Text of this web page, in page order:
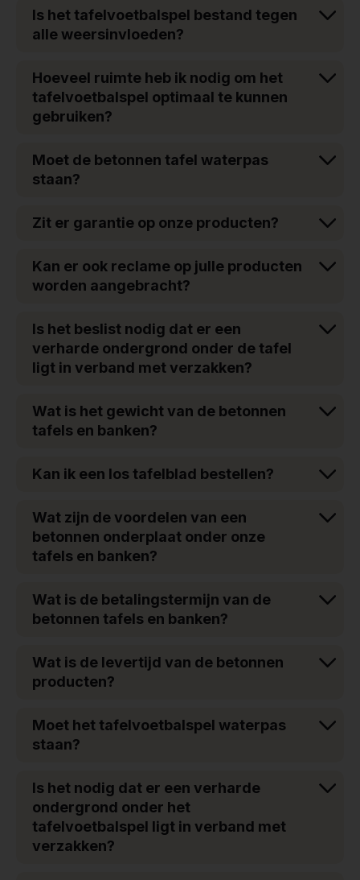
Is het tafelvoetbalspel bestand tegen
alle weersinvloeden?
Hoeveel ruimte heb ik nodig om het
tafelvoetbalspel optimaal te kunnen
gebruiken?
Moet de betonnen tafel waterpas
staan?
Zit er garantie op onze producten?
Kan er ook reclame op julle producten
worden aangebracht?
Is het beslist nodig dat er een
verharde ondergrond onder de tafel
ligt in verband met verzakken?
Wat is het gewicht van de betonnen
tafels en banken?
Kan ik een los tafelblad bestellen?
Wat zijn de voordelen van een
betonnen onderplaat onder onze
tafels en banken?
Wat is de betalingstermijn van de
betonnen tafels en banken?
Wat is de levertijd van de betonnen
producten?
Moet het tafelvoetbalspel waterpas
staan?
Is het nodig dat er een verharde
ondergrond onder het
tafelvoetbalspel ligt in verband met
verzakken?